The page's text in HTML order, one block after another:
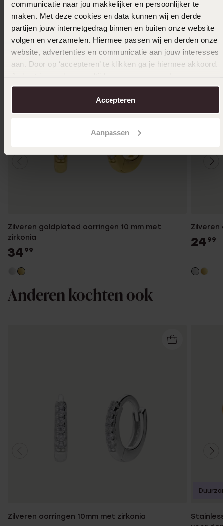
communicatie naar jou makkelijker en persoonlijker te
maken. Met deze cookies en data kunnen wij en derde
partijen jouw internetgedrag binnen en buiten onze website
volgen en verzamelen. Hiermee passen wij en derden onze
website, advertenties en communicatie aan jouw interesses
aan. Door op ‘accepteren’ te klikken ga je hiermee akkoord.
over in onscookiebeleid.
Accepteren
Aanpassen
Ook leuk voor jou
Zilveren goldplated oorringen 10 mm met
zirkonia
34 99
Zilveren
24 99
Anderen kochten ook
Zilveren oorringen 10mm met zirkonia